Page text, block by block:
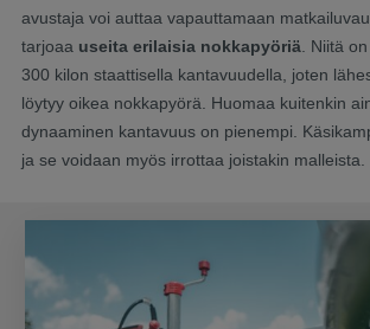
avustaja voi auttaa vapauttamaan
tarjoaa useita erilaisia nokkapyöriä . Niitä
300 kilon staattisella kantavuudella, joten
löytyy oikea nokkapyörä. Huomaa kuitenkin
dynaaminen kantavuus on pienempi.
ja se voidaan myös irrottaa joistakin malleista.